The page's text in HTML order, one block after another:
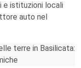
e istituzioni locali
auto nel
terre in Basilicata: